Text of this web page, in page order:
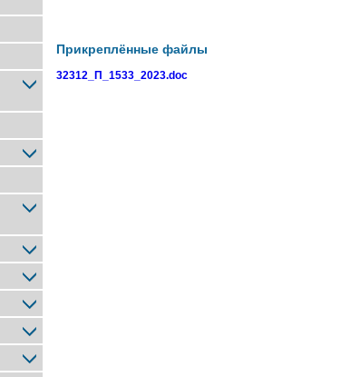
Прикреплённые файлы
32312_П_1533_2023.doc